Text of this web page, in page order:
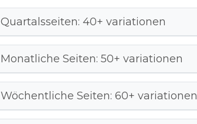
Quartalsseiten: 40+ variationen
Monatliche Seiten: 50+ variationen
Wöchentliche Seiten: 60+ variationen